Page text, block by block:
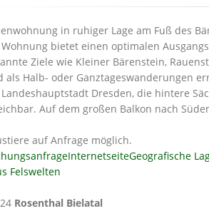
in ruhiger Lage am Fuß des
Wohnung bietet einen optimalen
Ziele wie Kleiner Bärenstein,
als Halb- oder Ganztageswanderungen
Landeshauptstadt Dresden, die hintere
Auf dem großen Balkon nach
auf Anfrage möglich.
InternetseiteGeografische
Felswelten
Rosenthal Bielatal